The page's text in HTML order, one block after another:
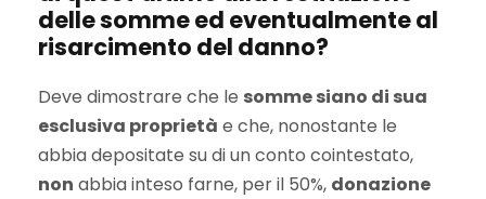
delle somme ed eventualmente al
risarcimento del danno?
Deve dimostrare che le somme siano di sua
esclusiva proprietà e che, nonostante le
abbia depositate su di un conto cointestato,
non abbia inteso farne, per il 50%, donazione